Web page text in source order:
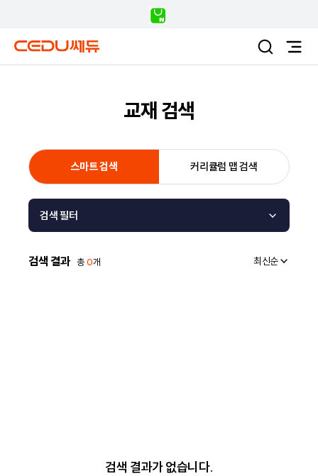
교재 검색
스마트 검색 커리큘럼 맵 검색
검색 필터
검색 결과 총0개 최신순
검색 결과가 없습니다.